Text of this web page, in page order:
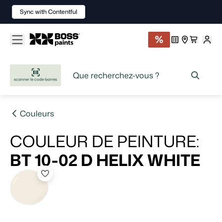
scanner le code-barres
Couleurs
COULEUR DE PEINTURE:
BT 10-02 D HELIX WHITE
Sync with Contentful